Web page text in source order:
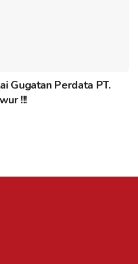
Gugatan Perdata PT.
!!!